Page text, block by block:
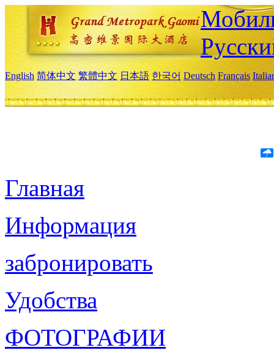
English 简体中文 繁體中文 日本語 한국어 Deutsch Français
Главная
Информация
забронировать
Удобства
ФОТОГРАФИИ